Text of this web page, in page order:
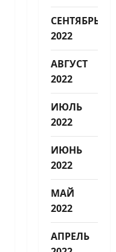
СЕНТЯБРЬ
2022
АВГУСТ
2022
ИЮЛЬ
2022
ИЮНЬ
2022
МАЙ
2022
АПРЕЛЬ